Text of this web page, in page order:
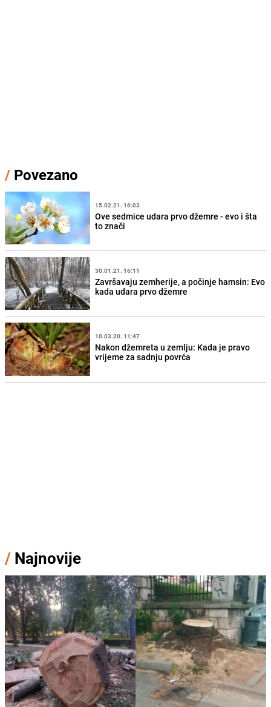
/ Povezano
15.02.21. 16:03
Ove sedmice udara prvo džemre - evo i šta
to znači
30.01.21. 16:11
Završavaju zemherije, a počinje hamsin: Evo
kada udara prvo džemre
10.03.20. 11:47
Nakon džemreta u zemlju: Kada je pravo
vrijeme za sadnju povrća
/ Najnovije